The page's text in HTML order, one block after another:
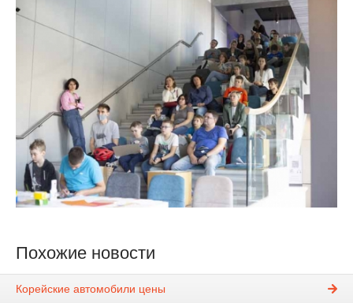
Похожие новости
Корейские автомобили цены